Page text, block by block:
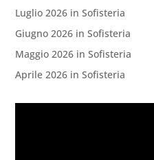
Luglio 2026 in Sofisteria
Giugno 2026 in Sofisteria
Maggio 2026 in Sofisteria
Aprile 2026 in Sofisteria